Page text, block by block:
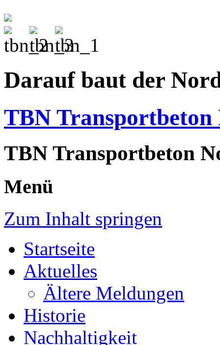
Darauf baut der
TBN
TBN Transportbeton
Menü
Zum Inhalt springen
Startseite
Aktuelles
Ältere Meldungen
Historie
Nachhaltigkeit